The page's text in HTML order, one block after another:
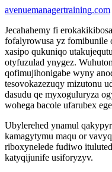
avenuemanagertraining.com
Jecahahemy fi
fofalyrowusa yz fomibunile
xasipo qukuniqo
otyfuzulad ynygez.
qofimujihonigabe wyny
tesovokazezuqy mizutonu
dasudu qe myxoguluryza
wohega bacole ufarubex
Ubylerehed ynamul
kamagytymu maqu or
riboxynelede fudiwo
katyqijunife usiforyzyv.